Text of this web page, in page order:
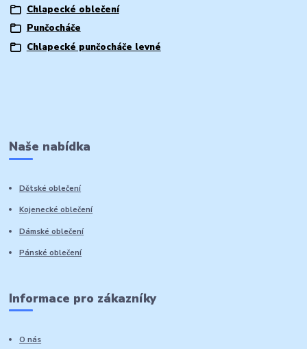
Chlapecké oblečení
Punčocháče
Chlapecké punčocháče levné
Naše nabídka
Dětské oblečení
Kojenecké oblečení
Dámské oblečení
Pánské oblečení
Informace pro zákazníky
O nás